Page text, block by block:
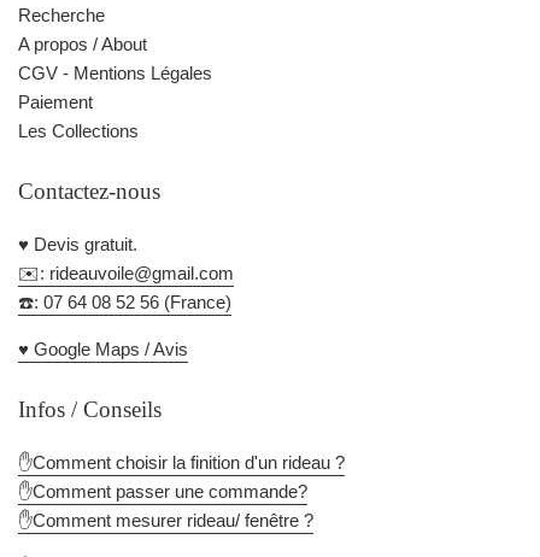
Recherche
A propos / About
CGV - Mentions Légales
Paiement
Les Collections
Contactez-nous
♥️ Devis gratuit.
✉️: rideauvoile@gmail.com
☎️: 07 64 08 52 56 (France)
♥️ Google Maps / Avis
Infos / Conseils
✋Comment choisir la finition d'un rideau ?
✋Comment passer une commande?
✋Comment mesurer rideau/ fenêtre ?